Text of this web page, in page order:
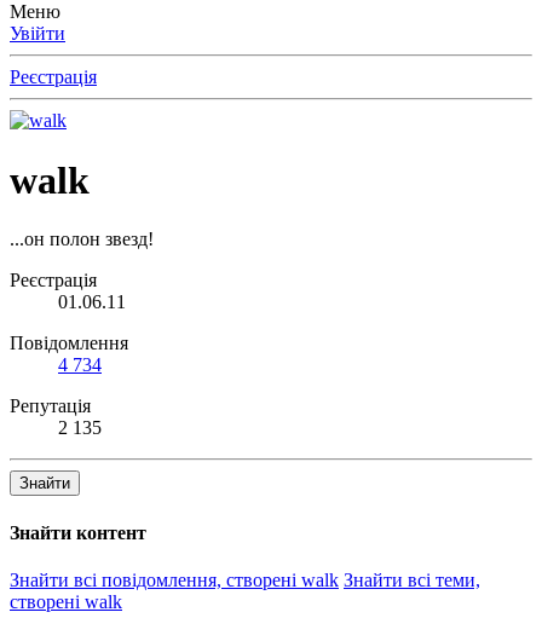
Меню
Увійти
Реєстрація
walk
...он полон звезд!
Реєстрація
01.06.11
Повідомлення
4 734
Репутація
2 135
Знайти
Знайти контент
Знайти всі повідомлення, створені walk Знайти всі теми,
створені walk